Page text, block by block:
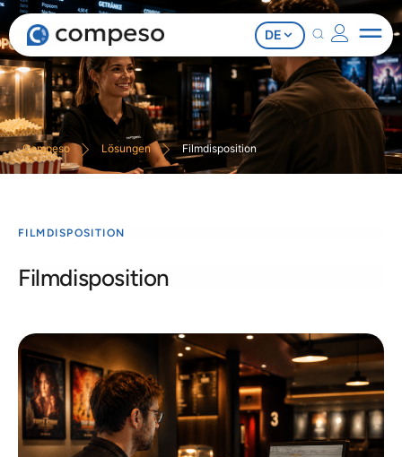
DE
Compeso Lösungen Filmdisposition
FILMDISPOSITION
Filmdisposition